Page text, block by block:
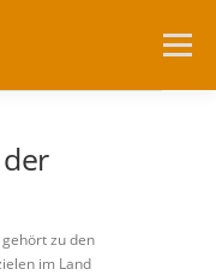
Menü
zu den
im Land